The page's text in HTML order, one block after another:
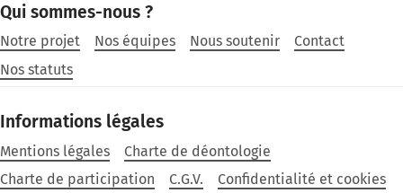
Qui sommes-nous ?
Notre projet Nos équipes Nous soutenir
Contact
Nos statuts
Informations légales
Mentions légales
Charte de déontologie
Charte de participation
C.G.V. Confidentialité et cookies